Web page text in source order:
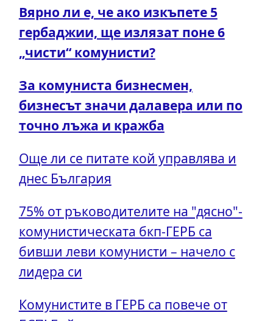
Вярно ли е, че ако изкъпете 5
гербаджии, ще излязат поне 6
„чисти“ комунисти?
За комуниста бизнесмен,
бизнесът значи далавера или по
точно лъжа и кражба
Още ли се питате кой управлява и
днес България
75% от ръководителите на "дясно"-
комунистическата бкп-ГЕРБ са
бивши леви комунисти – начело с
лидера си
Комунистите в ГЕРБ са повече от